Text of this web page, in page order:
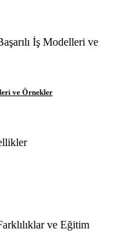
ve Örnekler